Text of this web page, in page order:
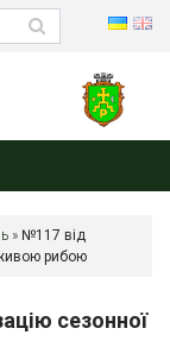
» №117 від
живою рибою
сезонної